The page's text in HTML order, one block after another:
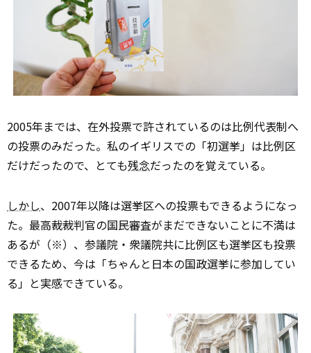
2005年までは、在外投票で許されているのは比例代表制へ
の投票のみだった。私のイギリスでの「初選挙」は比例区
だけだったので、とても残念だったのを覚えている。
しかし、2007年以降は選挙区への投票もできるようになっ
た。最高裁裁判官の国民審査がまだできないことに不満は
あるが（※）、参議院・衆議院共に比例区も選挙区も投票
できるため、今は「ちゃんと日本の国政選挙に参加してい
る」と実感できている。